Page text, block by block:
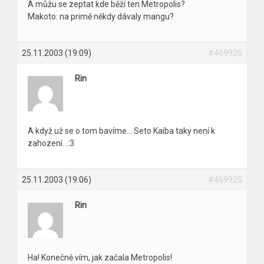
A můžu se zeptat kde běží ten Metropolis?
Makoto: na primě někdy dávaly mangu?
25.11.2003 (19:09) #469926
Rin
A když už se o tom bavíme… Seto Kaiba taky není k
zahození…:3
25.11.2003 (19:06) #469925
Rin
Ha! Konečně vím, jak začala Metropolis!